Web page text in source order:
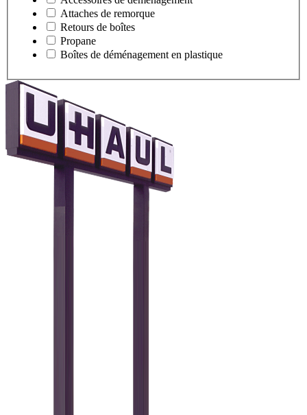
Attaches de remorque
Retours de boîtes
Propane
Boîtes de déménagement en plastique